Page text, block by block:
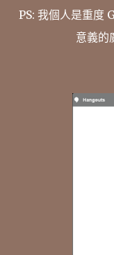
PS: 我個人是重度
意義的